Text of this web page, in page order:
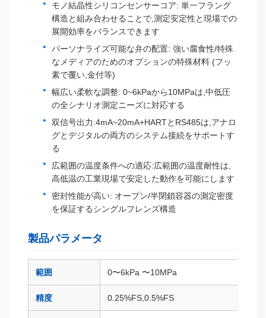
モノ結晶性シリコンセンサーコア: 単一フラング
構造と組み合わせることで,測定安定性と現場での
展開効率をバランスできます
パーソナライズ可能な弁の配置: 強い腐食性/特殊
なメディアのためのオプションの特殊材料 (フッ
素で覆い,金付等)
幅広い柔軟な調整: 0~6kPaから10MPaは,中低圧
の全シナリオ測定ニーズに対応する
双信号出力:4mA~20mA+HARTとRS485は,アナロ
グとデジタルの両方のシステム接続をサポートす
る
広範囲の温度条件への適応:広範囲の温度耐性は,
高低温の工業現場で安定した動作を可能にします
密封性能が高い: オープン/半閉鎖容器の測定密度
を保証するシングルフレンズ構造
製品パラメータ
範囲 0〜6kPa 〜10MPa
精度 0.25%FS,0.5%FS